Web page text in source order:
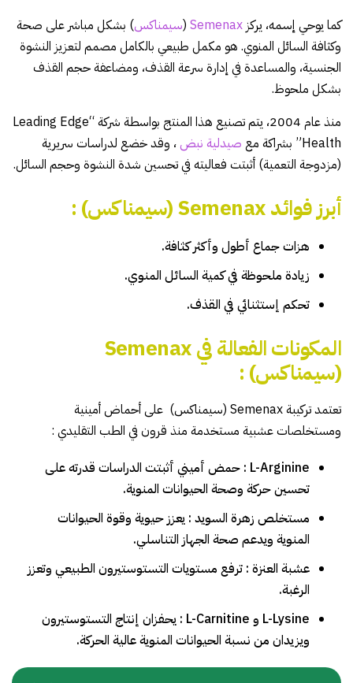
كما يوحي إسمه، يركز Semenax
(سيمناكس) بشكل مباشر على صحة
وكثافة السائل المنوي. هو مكمل طبيعي بالكامل مصمم لتعزيز النشوة
الجنسية، والمساعدة في إدارة سرعة القذف، ومضاعفة حجم القذف
بشكل ملحوظ.
منذ عام 2004، يتم تصنيع هذا المنتج بواسطة شركة “Leading Edge
Health” بشراكة مع
صيدلية نبض، وقد خضع لدراسات سريرية
(مزدوجة التعمية) أثبتت فعاليته في تحسين شدة النشوة وحجم السائل.
أبرز فوائد Semenax (سيمناكس) :
هزات جماع أطول وأكثر كثافة.
زيادة ملحوظة في كمية السائل المنوي.
تحكم إستثنائي في القذف.
المكونات الفعالة في Semenax
(سيمناكس) :
تعتمد تركيبة Semenax (سيمناكس) على أحماض أمينية
ومستخلصات عشبية مستخدمة منذ قرون في الطب التقليدي :
L-Arginine : حمض أميني أثبتت الدراسات قدرته على
تحسين حركة وصحة الحيوانات المنوية.
مستخلص زهرة السويد : يعزز حيوية وقوة الحيوانات
المنوية ويدعم صحة الجهاز التناسلي.
عشبة العنزة : ترفع مستويات التستوستيرون الطبيعي وتعزز
الرغبة.
L-Lysine و L-Carnitine : يحفزان إنتاج التستوستيرون
ويزيدان من نسبة الحيوانات المنوية عالية الحركة.